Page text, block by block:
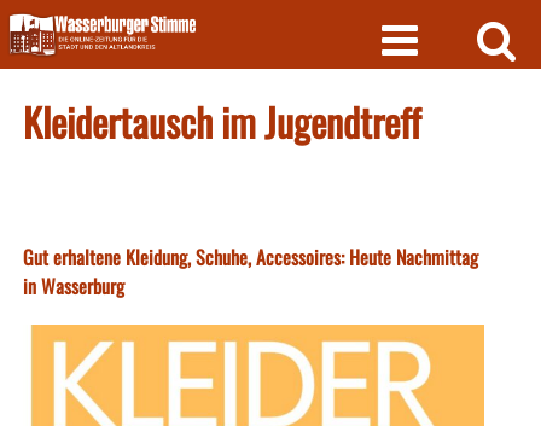
Skip
to
content
Kleidertausch im Jugendtreff
Gut erhaltene Kleidung, Schuhe, Accessoires: Heute Nachmittag
in Wasserburg